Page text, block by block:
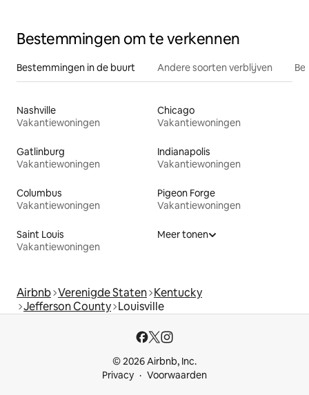
Bestemmingen om te verkennen
Bestemmingen in de buurt Andere soorten verblijven
Nashville
Vakantiewoningen
Chicago
Vakantiewoningen
Gatlinburg
Vakantiewoningen
Indianapolis
Vakantiewoningen
Columbus
Vakantiewoningen
Pigeon Forge
Vakantiewoningen
Saint Louis
Vakantiewoningen
Meer tonen
Airbnb Verenigde Staten Kentucky
Jefferson County Louisville
© 2026 Airbnb, Inc.
Privacy
Voorwaarden